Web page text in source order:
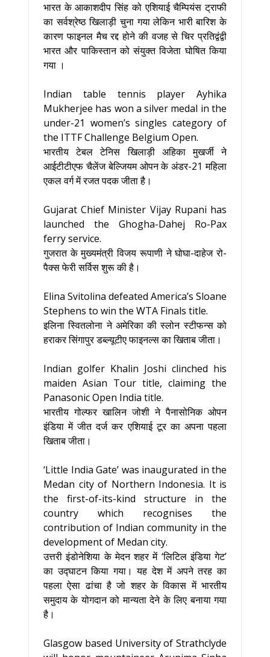
भारत के आकाशदीप सिंह को एशियाई चैम्पियंस ट्राफी
का सर्वश्रेष्ठ खिलाड़ी चुना गया लेकिन भारी बारिश के
कारण फाइनल मैच रद्द होने की वजह से चिर प्रतिद्वंद्वी
भारत और पाकिस्तान को संयुक्त विजेता घोषित किया
गया ।
Indian table tennis player Ayhika
Mukherjee has won a silver medal in the
under-21 women’s singles category of
the ITTF Challenge Belgium Open.
भारतीय टेबल टेनिस खिलाड़ी अहिका मुखर्जी ने
आईटीटीएफ चैलेंज बेल्जियम ओपन के अंडर-21 महिला
एकल वर्ग में रजत पदक जीता है।
Gujarat Chief Minister Vijay Rupani has
launched the Ghogha-Dahej Ro-Pax
ferry service.
गुजरात के मुख्यमंत्री विजय रूपाणी ने घोघा-दाहेज रो-
पैक्स फेरी सर्विस शुरू की है।
Elina Svitolina defeated America’s Sloane
Stephens to win the WTA Finals title.
इलिना स्वितलोना ने अमेरिका की स्लोन स्टीफन्स को
हराकर सिंगापुर डब्ल्यूटीए फाइनल्स का खिताब जीता।
Indian golfer Khalin Joshi clinched his
maiden Asian Tour title, claiming the
Panasonic Open India title.
भारतीय गोल्फर खालिन जोशी ने पैनासोनिक ओपन
इंडिया में जीत दर्ज कर एशियाई टूर का अपना पहला
खिताब जीता।
‘Little India Gate’ was inaugurated in the
Medan city of Northern Indonesia. It is
the first-of-its-kind structure in the
country which recognises the
contribution of Indian community in the
development of Medan city.
उत्तरी इंडोनेशिया के मेदन शहर में ‘लिटिल इंडिया गेट’
का उद्घाटन किया गया। यह देश में अपने तरह का
पहला ऐसा ढांचा है जो शहर के विकास में भारतीय
समुदाय के योगदान को मान्यता देने के लिए बनाया गया
है।
Glasgow based University of Strathclyde